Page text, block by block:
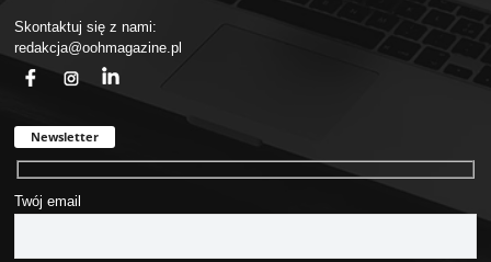
Skontaktuj się z nami:
redakcja@oohmagazine.pl
Newsletter
Twój email